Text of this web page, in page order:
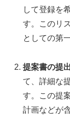
して登録を
す。このリ
としての第
提案書の提
て、詳細な
す。この提
計画などが